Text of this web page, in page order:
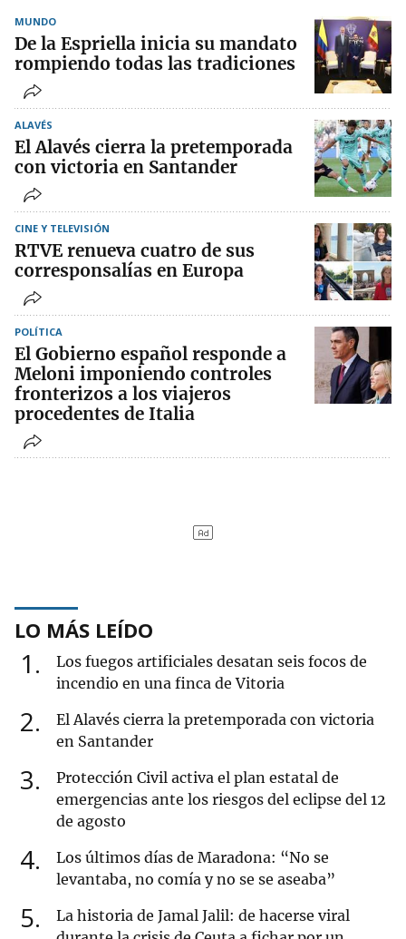
MUNDO
De la Espriella inicia su mandato
rompiendo todas las tradiciones
ALAVÉS
El Alavés cierra la pretemporada
con victoria en Santander
CINE Y TELEVISIÓN
RTVE renueva cuatro de sus
corresponsalías en Europa
POLÍTICA
El Gobierno español responde a
Meloni imponiendo controles
fronterizos a los viajeros
procedentes de Italia
LO MÁS LEÍDO
1
Los fuegos artificiales desatan seis focos de
incendio en una finca de Vitoria
2
El Alavés cierra la pretemporada con victoria
en Santander
3
Protección Civil activa el plan estatal de
emergencias ante los riesgos del eclipse del 12
de agosto
4
Los últimos días de Maradona: “No se
levantaba, no comía y no se se aseaba”
5
La historia de Jamal Jalil: de hacerse viral